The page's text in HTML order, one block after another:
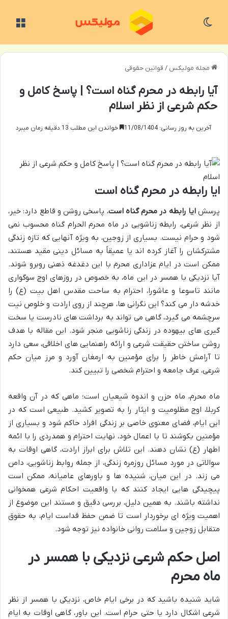
مجله مولیکس / قوانین حقوقی
آیا رابطه در محرم گناه است؟ | پاسخ کامل و
حکم شرعی از نظر اسلام
آخرین به روز رسانی: 11/08/1404 خواندن این مطلب 13 دقیقه زمان میبرد
ایا رابطه در محرم گناه است
پرسشایا رابطه در محرم گناه است، پاسخی روشن و قاطع دارد: خیر،
از نظر شرعی، رابطه زناشویی در ماه محرم الحرام گناه محسوب نمی
شود و حرام نیست. بسیاری از زوجین، به ویژه آنهایی که تازه زندگی
مشترکشان را آغاز کرده اند یا عمیقاً به مسائل دینی مقید هستند،
ممکن است در ایام عزاداری محرم با این دغدغه ذهنی روبرو شوند.
آیا نزدیکی با همسر در این ماه، به خصوص در روزهای اوج سوگواری
مانند تاسوعا و عاشورا، احترام به ساحت مقدس اهل بیت (ع) را
خدشه دار می کند؟ این نگرانی ها، هرچند از روی ارادت و خلوص نیت
سرچشمه می گیرد، گاهی می تواند به برداشت های نادرست یا سخت
گیری های بیهوده در زندگی زناشویی منجر شود. این مقاله با هدف
روشن ساختن حقیقت شرعی و ارائه راهنمایی های اخلاقی، سعی دارد
تا آرامش خاطر را برای مؤمنین به ارمغان آورد و مرز میان حکم
شرعی، عرف جامعه و احترام شخصی را تبیین کند.
ماه محرم، ماه حزن و اندوه شیعیان است؛ ماهی که در آن واقعه
کربلا، اوج مظلومیت و ایثار را به تصویر کشید. طبیعی است که در
این ایام، فضای معنوی خاصی بر زندگی افراد حاکم شود و بسیاری از
مؤمنین بکوشند تا با اعمال خود، نهایت احترام و همدردی را با ائمه
اطهار (ع) نشان دهند. این تلاش برای ابراز ارادت، گاهی اوقات به
سوالاتی در مورد مسائل روزمره زندگی، از جمله روابط زناشویی، دامن
می زند. در این میان، شنیده ها و باورهای عامیانه، ممکن است
پیچیدگی هایی ایجاد کنند که با واقعیت احکام شرعی همخوانی
نداشته باشند. به همین دلیل، بررسی دقیق و مستند این موضوع از
اهمیت ویژه ای برخوردار است تا ضمن حفظ قداست ایام، به حقوق
متقابل زوجین و سلامت روانی خانواده نیز توجه شود.
اصل حکم شرعی نزدیکی با همسر در
ماه محرم
شاید شنیده باشید که در برخی ایام خاص، نزدیکی با همسر از نظر
شرعی اشکال دارد یا حتی حرام است. این باور، گاهی اوقات به ایام